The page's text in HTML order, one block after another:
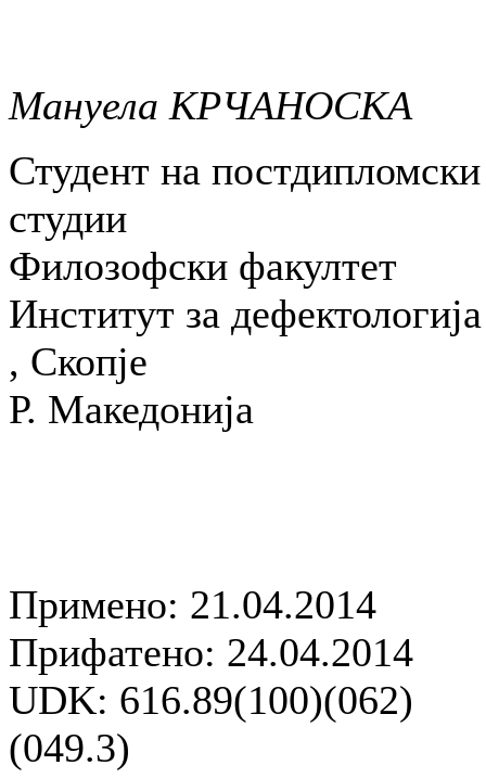
Мануела КРЧАНОСКА
Студент на постдипломски
студии
Филозофски факултет
Институт за дефектологијa
, Скопје
Р. Македонија
Примено: 21.04.2014
Прифатено: 24.04.2014
UDK: 616.89(100)(062)
(049.3)